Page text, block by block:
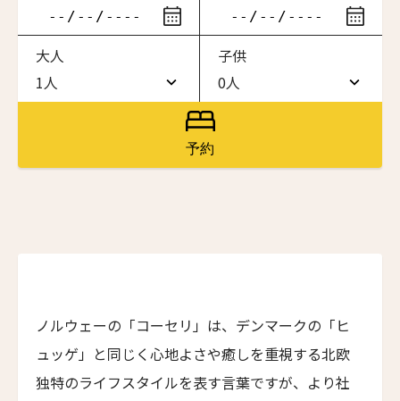
滞在したいホテル名を入力してください
ワン・ジーティー・グランド・ケイマン
ONE GT Grand Cayman
ザ・キャベンディッシュ・ロンドン
ザ・バウアー
カステル・ボー・サイト
Castel Beau Site
ザ・グレース
大人
1人
1人
8人
子供
0人
0人
7人
予約
ノルウェーの「コーセリ」は、デンマークの「ヒ
ュッゲ」と同じく心地よさや癒しを重視する北欧
独特のライフスタイルを表す言葉ですが、より社